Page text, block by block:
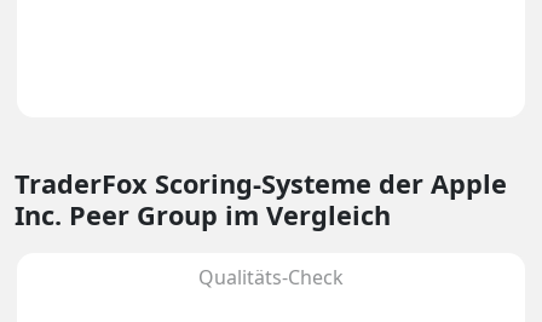
TraderFox Scoring-Systeme der Apple
Inc. Peer Group im Vergleich
Qualitäts-Check